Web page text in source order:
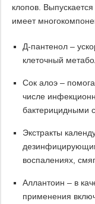
клопов.
имеет
Д-пантенол –
клеточный
Сок алоэ –
числе
бактерицидными
Экстракты
воспалениях,
Аллантоин – в
применения